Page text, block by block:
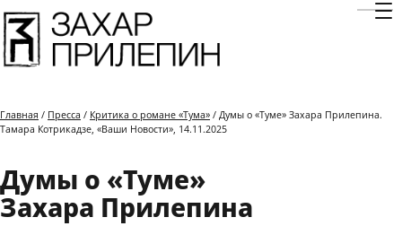
Главная / Пресса / Критика о романе «Тума» / Думы о «Туме» Захара Прилепина.
Тамара Котрикадзе, «Ваши Новости», 14.11.2025
Думы о «Туме»
Захара Прилепина